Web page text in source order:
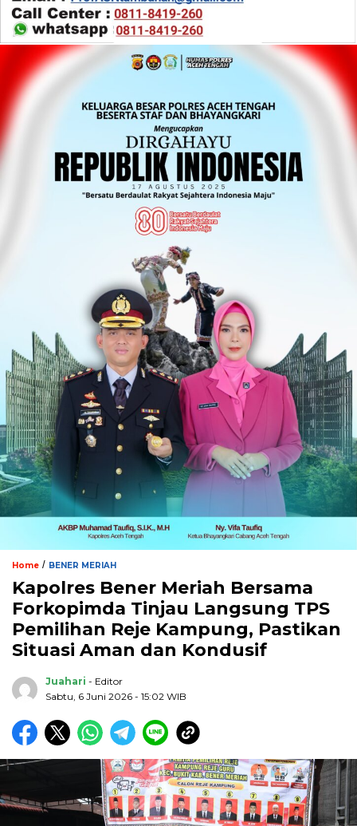
Home / BENER MERIAH
Kapolres Bener Meriah Bersama
Forkopimda Tinjau Langsung TPS
Pemilihan Reje Kampung, Pastikan
Situasi Aman dan Kondusif
Juahari - Editor
Sabtu, 6 Juni 2026 - 15:02 WIB